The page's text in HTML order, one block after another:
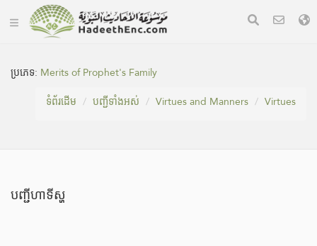
ប្រភេទ: Merits of Prophet's Family
ទំព័រ​ដេីម
បញ្ជីទាំងអស់ Virtues and Manners Virtues
បញ្ជីហាទីស្ហ